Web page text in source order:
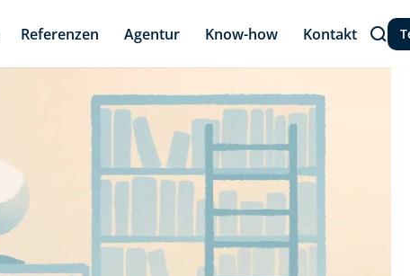
Referenzen Agentur Know-how Kontakt